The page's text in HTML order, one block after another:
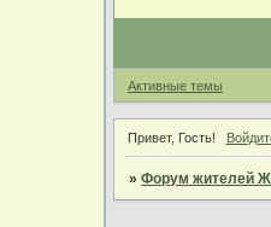
Активные темы
Привет, Гость!
»Форум жителей